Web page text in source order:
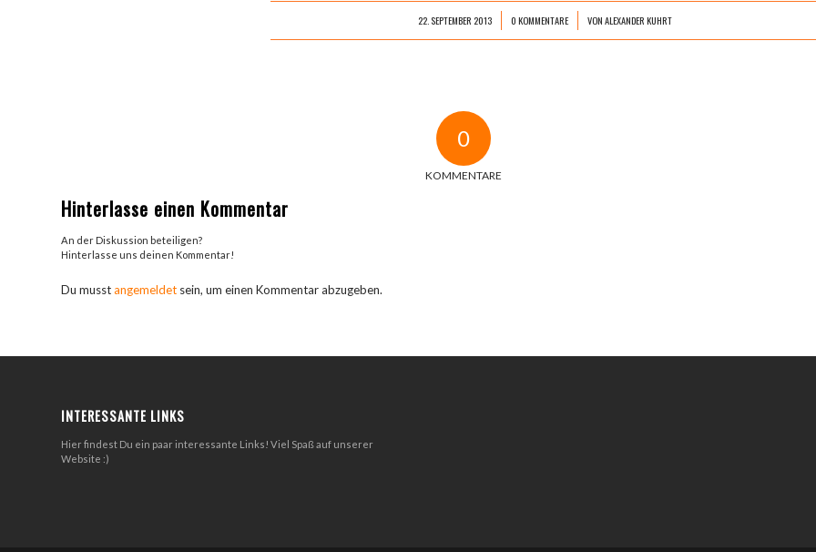
22. SEPTEMBER 2013
/ 0 KOMMENTARE
/ VONALEXANDER KUHRT
0
KOMMENTARE
Hinterlasse einen Kommentar
An der Diskussion beteiligen?
Hinterlasse uns deinen Kommentar!
Du musstangemeldet sein, um einen Kommentar abzugeben.
INTERESSANTE LINKS
Hier findest Du ein paar interessante Links! Viel Spaß auf unserer
Website :)